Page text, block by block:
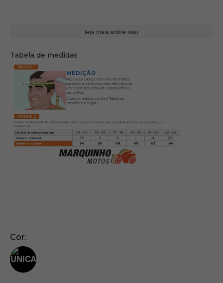
leia mais sobre isso
Tabela de medidas
PASSO 1
MEDIÇÃO
Meça a sua cabeça com uma fita métrica,
passando a mesma ao redor dela, cerca de
um centímetro acima das sobrancelhas e
das orelhas.
Anote a medida e confira a "Tabela de
Tamanhos" a seguir.
PASSO 2
Confira na "Tabela de Tamanhos" abaixo qual o capacete correto para a medida que tirou da sua cabeça, em
centímetros
Medida da cabeça (em cm)
53 - 54 55 - 56 57 - 58 59 - 60 61 - 62
63 - 64
Tamanho Universal
XS S M L XL
2XL
Tamanho no Brasil
54 56 58 60 62 64
Cor